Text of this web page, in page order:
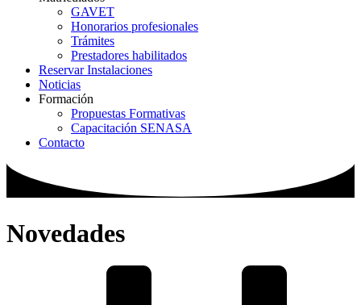
GAVET
Honorarios profesionales
Trámites
Prestadores habilitados
Reservar Instalaciones
Noticias
Formación
Propuestas Formativas
Capacitación SENASA
Contacto
Novedades